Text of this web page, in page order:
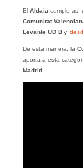
El Aldaia cumple así
Comunitat
Levante UD By,
De esta manera, la
aporta a esta
Madrid.